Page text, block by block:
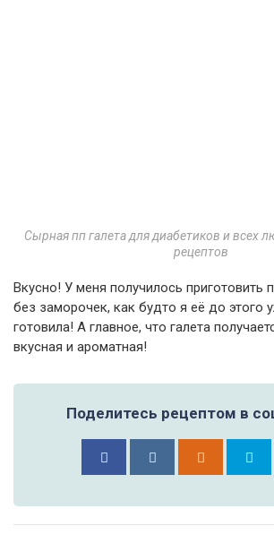
Сырная пп галета для диабетиков и всех
рецептов
Вкусно! У меня получилось приготовить
без заморочек, как будто я её до этого
готовила! А главное, что галета
вкусная и ароматная!
Поделитесь рецептом в